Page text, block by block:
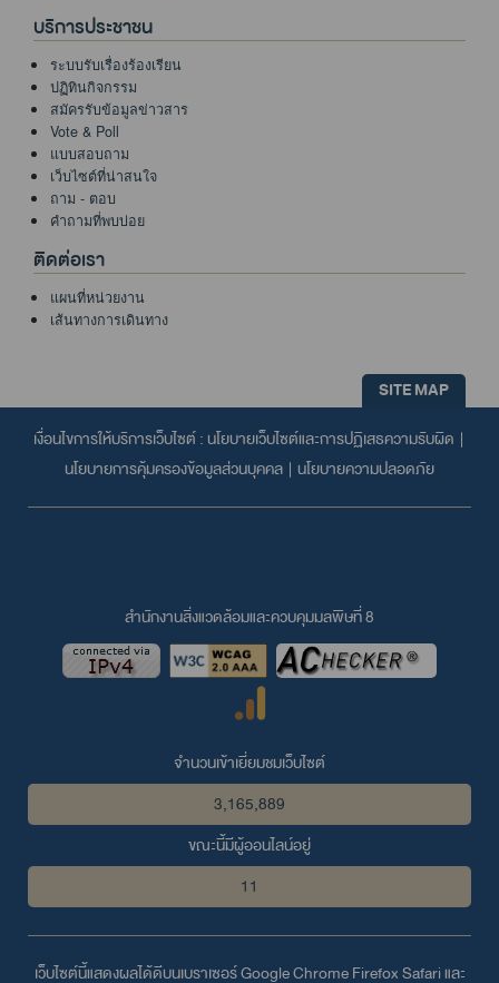
บริการประชาชน
ระบบรับเรื่องร้องเรียน
ปฏิทินกิจกรรม
สมัครรับข้อมูลข่าวสาร
Vote & Poll
แบบสอบถาม
เว็บไซต์ที่น่าสนใจ
ถาม - ตอบ
คำถามที่พบบ่อย
ติดต่อเรา
แผนที่หน่วยงาน
เส้นทางการเดินทาง
SITE MAP
เงื่อนไขการให้บริการเว็บไซต์ : นโยบายเว็บไซต์และการปฏิเสธความรับผิด |
นโยบายการคุ้มครองข้อมูลส่วนบุคคล | นโยบายความปลอดภัย
สำนักงานสิ่งแวดล้อมและควบคุมมลพิษที่ 8
จำนวนเข้าเยี่ยมชมเว็บไซต์
3,165,889
ขณะนี้มีผู้ออนไลน์อยู่
11
เว็บไซต์นี้แสดงผลได้ดีบนเบราเซอร์Google ChromeFirefoxSafariและ